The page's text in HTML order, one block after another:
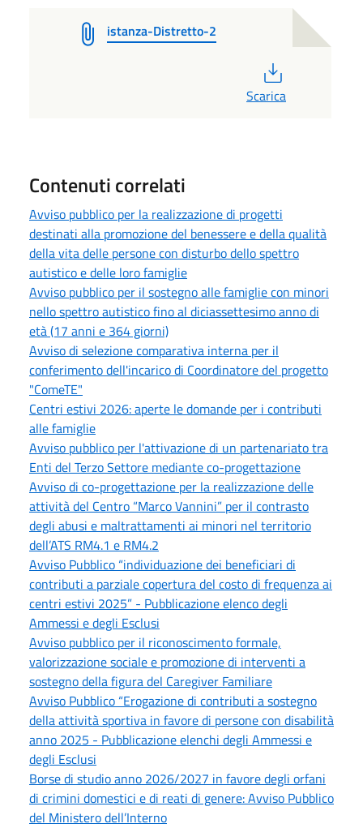
istanza-Distretto-2
Scarica
Contenuti correlati
Avviso pubblico per la realizzazione di progetti
destinati alla promozione del benessere e della qualità
della vita delle persone con disturbo dello spettro
autistico e delle loro famiglie
Avviso pubblico per il sostegno alle famiglie con minori
nello spettro autistico fino al diciassettesimo anno di
età (17 anni e 364 giorni)
Avviso di selezione comparativa interna per il
conferimento dell'incarico di Coordinatore del progetto
"ComeTE"
Centri estivi 2026: aperte le domande per i contributi
alle famiglie
Avviso pubblico per l'attivazione di un partenariato tra
Enti del Terzo Settore mediante co-progettazione
Avviso di co-progettazione per la realizzazione delle
attività del Centro “Marco Vannini” per il contrasto
degli abusi e maltrattamenti ai minori nel territorio
dell’ATS RM4.1 e RM4.2
Avviso Pubblico “individuazione dei beneficiari di
contributi a parziale copertura del costo di frequenza ai
centri estivi 2025” - Pubblicazione elenco degli
Ammessi e degli Esclusi
Avviso pubblico per il riconoscimento formale,
valorizzazione sociale e promozione di interventi a
sostegno della figura del Caregiver Familiare
Avviso Pubblico “Erogazione di contributi a sostegno
della attività sportiva in favore di persone con disabilità
anno 2025 - Pubblicazione elenchi degli Ammessi e
degli Esclusi
Borse di studio anno 2026/2027 in favore degli orfani
di crimini domestici e di reati di genere: Avviso Pubblico
del Ministero dell’Interno